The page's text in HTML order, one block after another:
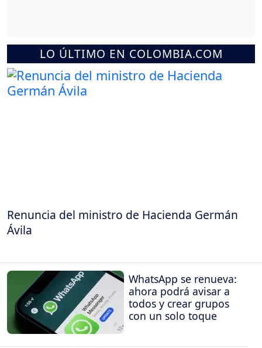
LO ÚLTIMO EN COLOMBIA.COM
Renuncia del ministro de Hacienda Germán
Ávila
WhatsApp se renueva:
ahora podrá avisar a
todos y crear grupos
con un solo toque